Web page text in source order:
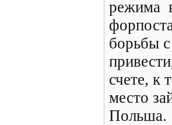
режима
борьбы
счете, к
место
Польша.